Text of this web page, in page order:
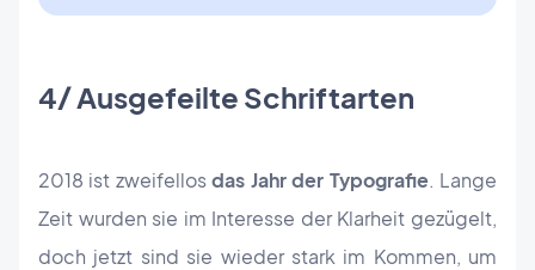
4/ Ausgefeilte Schriftarten
2018 ist zweifellosdas Jahr der Typografie. Lange
Zeit wurden sie im Interesse der Klarheit gezügelt,
doch jetzt sind sie wieder stark im Kommen, um